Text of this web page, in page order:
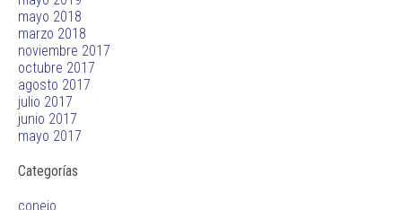
mayo 2018
marzo 2018
noviembre 2017
octubre 2017
agosto 2017
julio 2017
junio 2017
mayo 2017
Categorías
conejo